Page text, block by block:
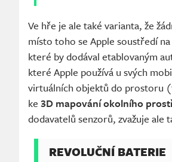
Ve hře je ale také varianta, že
místo toho se Apple soustředí
které by dodával etablovaným
které Apple používá u svých
virtuálních objektů do prostoru
ke 3D mapování okolního
dodavatelů senzorů, zvažuje ale
REVOLUČNÍ BATERIE